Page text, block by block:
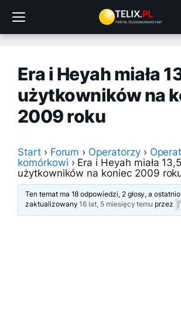
treści
Era i Heyah miała
użytkowników na
2009 roku
Start › Forum › Operatorzy ›
komórkowi › Era i Heyah miała
użytkowników na koniec 2009
Ten temat ma 18 odpowiedzi, 2 głosy, a ostatnio
zaktualizowany16 lat, 5 miesięcy temu przez